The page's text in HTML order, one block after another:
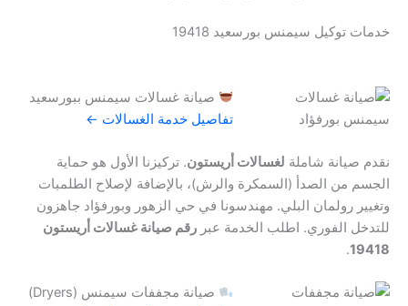
خدمات توكيل سيمنس بورسعيد 19418
صيانة غسالات سيمنس ببورسعيد
تفاصيل خدمة الغسالات ←
نقدم صيانة شاملة لغسالات أريستون. تركيزنا الأول هو حماية
الجسم من الصدأ (السمكرة والرش)، بالإضافة لإصلاح الطلمبات
وتغيير رولمان البلي. مهندسونا في حي الزهور وبورفؤاد جاهزون
للتدخل الفوري. اطلب الخدمة عبر رقم صيانة غسالات أريستون
19418
.
صيانة مجففات سيمنس (Dryers)